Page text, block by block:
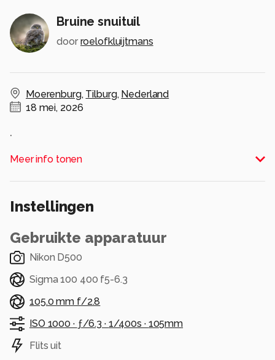
Bruine snuituil
door roelofkluijtmans
Moerenburg, Tilburg, Nederland
18 mei, 2026
.
Alle rechten voorbehouden
Meer info tonen
Instellingen
Gebruikte apparatuur
Nikon D500
Sigma 100 400 f5-6.3
105.0 mm f/2.8
ISO 1000 · ƒ/6.3 · 1/400s · 105mm
Flits uit